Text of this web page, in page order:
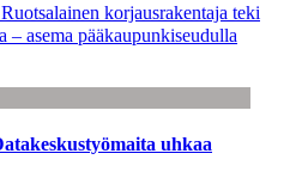
korjausrakentaja teki
– asema pääkaupunkiseudulla
uhkaa